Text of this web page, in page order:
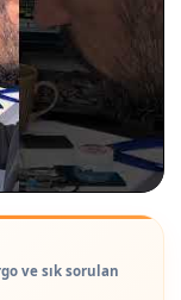
ve sık sorulan